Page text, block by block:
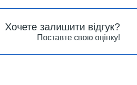
Хочете залишити відгук?
Поставте свою оцінку!